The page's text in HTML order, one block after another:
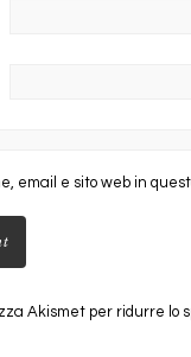
email e sito web in
Akismet per ridurre lo